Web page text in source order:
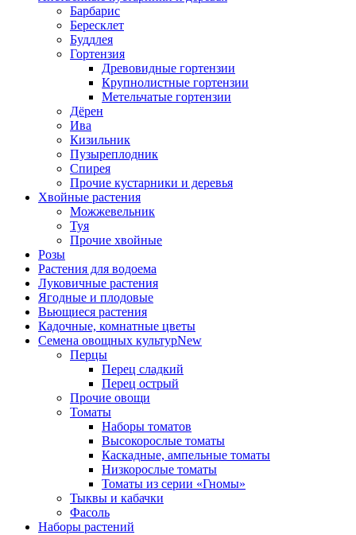
Барбарис
Бересклет
Буддлея
Гортензия
Древовидные гортензии
Крупнолистные гортензии
Метельчатые гортензии
Дёрен
Ива
Кизильник
Пузыреплодник
Спирея
Прочие кустарники и деревья
Хвойные растения
Можжевельник
Туя
Прочие хвойные
Розы
Растения для водоема
Луковичные растения
Ягодные и плодовые
Вьющиеся растения
Кадочные, комнатные цветы
Семена овощных культурNew
Перцы
Перец сладкий
Перец острый
Прочие овощи
Томаты
Наборы томатов
Высокорослые томаты
Каскадные, ампельные томаты
Низкорослые томаты
Томаты из серии «Гномы»
Тыквы и кабачки
Фасоль
Наборы растений